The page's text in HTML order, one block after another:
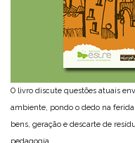
O livro discute questões atuais
ambiente, pondo o dedo na
bens, geração e descarte de
pedagogia.